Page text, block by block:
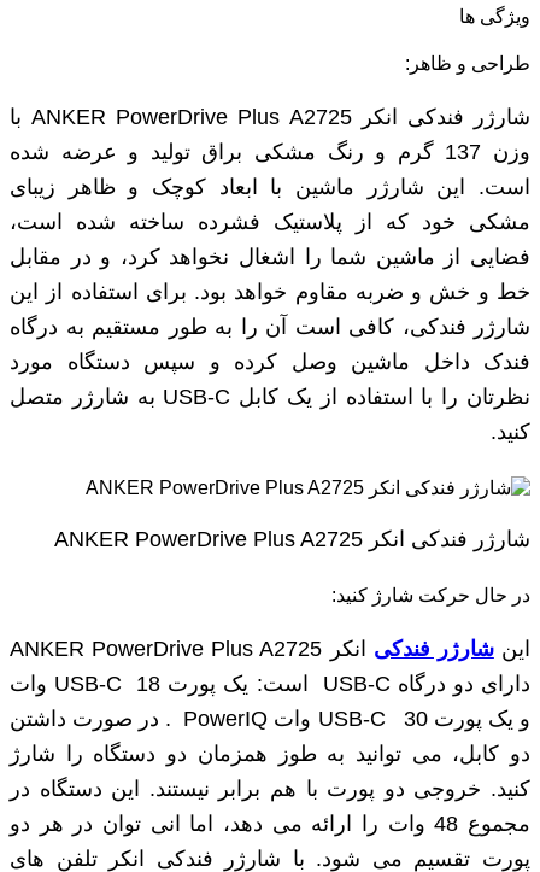
ویژگی ها
طراحی و ظاهر:
شارژر فندکی انکر ANKER PowerDrive Plus A2725 با
وزن 137 گرم و رنگ مشکی براق تولید و عرضه شده
است. این شارژر ماشین با ابعاد کوچک و ظاهر زیبای
مشکی خود که از پلاستیک فشرده ساخته شده است،
فضایی از ماشین شما را اشغال نخواهد کرد، و در مقابل
خط و خش و ضربه مقاوم خواهد بود. برای استفاده از این
شارژر فندکی، کافی است آن را به ‌طور مستقیم به درگاه
فندک داخل ماشین وصل کرده و سپس دستگاه مورد
نظرتان را با استفاده از یک کابل USB-C به شارژر متصل
کنید.
شارژر فندکی انکر ANKER PowerDrive Plus A2725
در حال حرکت شارژ کنید:
اینشارژر فندکی
انکر ANKER PowerDrive Plus A2725
دارای دو درگاه USB-C است: یک پورت USB-C 18 وات
و یک پورت USB-C 30 وات PowerIQ . در صورت داشتن
دو کابل، می توانید به طوز همزمان دو دستگاه را شارژ
کنید. خروجی دو پورت با هم برابر نیستند. این دستگاه در
مجموع 48 وات را ارائه می دهد، اما انی توان در هر دو
پورت تقسیم می شود. با شارژر فندکی انکر تلفن های